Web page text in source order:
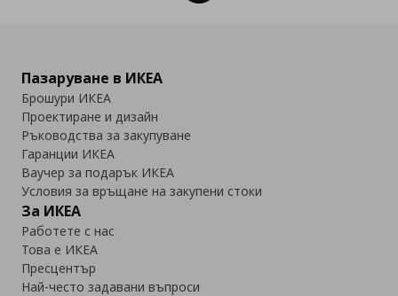
Пазаруване в ИКЕА
Брошури ИКЕА
Проектиране и дизайн
Ръководства за закупуване
Гаранции ИКЕА
Ваучер за подарък ИКЕА
Условия за връщане на закупени стоки
За ИКЕА
Работете с нас
Това е ИКЕА
Пресцентър
Най-често задавани въпроси